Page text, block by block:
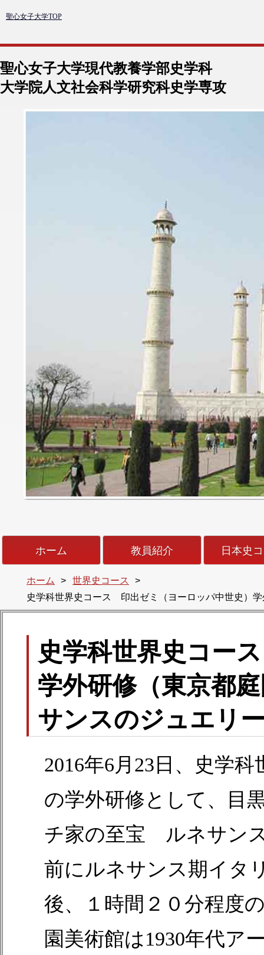
聖心女子大学現代教養学部史学科
大学院人文社会科学研究科史学専攻
聖心女子大学TOP
ホーム 教員紹介 日本史
ホーム
世界史コース
史学科世界史コース 印出ゼミ（ヨーロッパ中世史）
史学科世界史コー
学外研修（東京都
サンスのジュエリ
2016年6月23日、史学
の学外研修として、目
チ家の至宝 ルネサン
前にルネサンス期イタ
後、１時間２０分程度
園美術館は1930年代ア